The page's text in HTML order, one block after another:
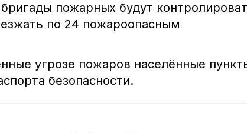
пожарных будут
по 24 пожароопасным
угрозе пожаров населённые
безопасности.